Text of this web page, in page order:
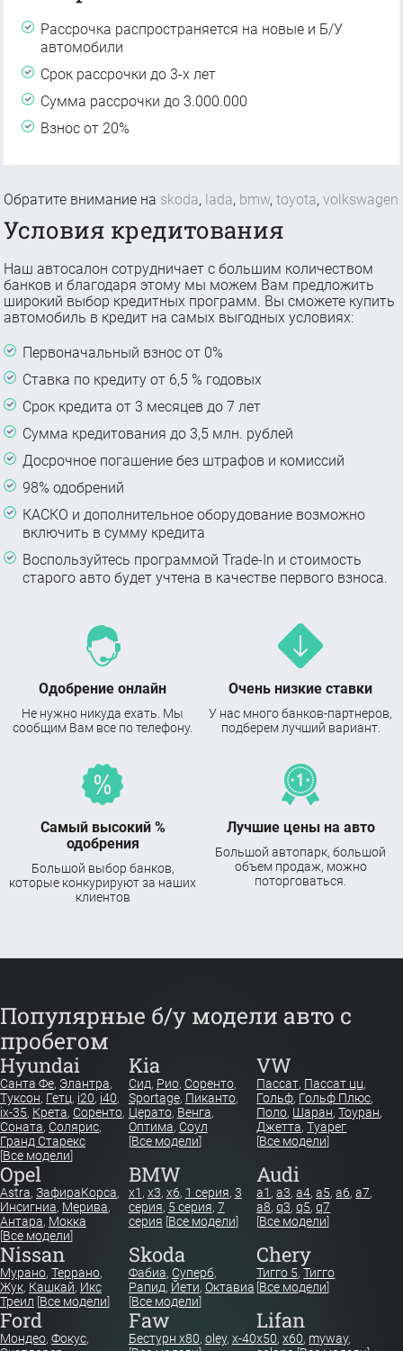
Рассрочка распространяется на новые и Б/У
автомобили
Срок рассрочки до 3-х лет
Сумма рассрочки до 3.000.000
Взнос от 20%
Обратите внимание на skoda, lada, bmw, toyota, volkswagen
Условия кредитования
Наш автосалон сотрудничает с большим количеством
банков и благодаря этому мы можем Вам предложить
широкий выбор кредитных программ. Вы сможете купить
автомобиль в кредит на самых выгодных условиях:
Первоначальный взнос от 0%
Ставка по кредиту от 6,5 % годовых
Срок кредита от 3 месяцев до 7 лет
Сумма кредитования до 3,5 млн. рублей
Досрочное погашение без штрафов и комиссий
98% одобрений
КАСКО и дополнительное оборудование возможно
включить в сумму кредита
Воспользуйтесь программой Trade-In и стоимость
старого авто будет учтена в качестве первого взноса.
Одобрение онлайн
Не нужно никуда ехать. Мы
сообщим Вам все по телефону.
Очень низкие ставки
У нас много банков-партнеров,
подберем лучший вариант.
Самый высокий %
одобрения
Большой выбор банков,
которые конкурируют за наших
клиентов
Лучшие цены на авто
Большой автопарк, большой
объем продаж, можно
поторговаться.
Популярные б/у модели авто с
пробегом
Hyundai
Санта Фе, Элантра,
Туксон, Гетц, i20, i40,
ix-35, Крета, Соренто,
Соната, Солярис,
Гранд Старекс
[Все модели]
Kia
Сид, Рио, Соренто,
Sportage, Пиканто,
Церато, Венга,
Оптима, Соул
[Все модели]
VW
Пассат, Пассат цц,
Гольф, Гольф Плюс,
Поло, Шаран,Тоуран,
Джетта,Туарег
[Все модели]
Opel
Astra, ЗафираКорса,
Инсигниа, Мерива,
Антара, Мокка
[Все модели]
BMW
x1 , x3, x6, 1 серия, 3
серия, 5 серия, 7
серия [Все модели]
Audi
a1 ,a3,a4,a5,a6,a7,
a8,q3,q5,q7
[Все модели]
Nissan
Мурано, Террано,
Жук, Кашкай, Икс
Треил [Все модели]
Skoda
Фабиа, Суперб,
Рапид, Йети, Октавиа
[Все модели]
Chery
Тигго 5,Тигго
[Все модели]
Ford
Мондео, Фокус,
Faw
Бестурн х80, oley, x-40
Lifan
x50,x60, myway,